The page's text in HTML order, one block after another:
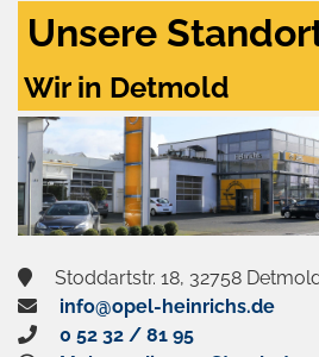
Unsere
Wir in Detmold
Stoddartstr. 18, 32758
info@opel-heinrichs.de
0 52 32 / 81 95